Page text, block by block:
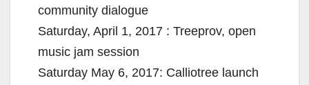
community dialogue
Saturday, April 1, 2017 : Treeprov, open
music jam session
Saturday May 6, 2017: Calliotree launch